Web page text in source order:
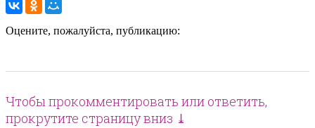
Оцените, пожалуйста, публикацию:
Чтобы прокомментировать или ответить,
прокрутите страницу вниз ⤓